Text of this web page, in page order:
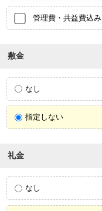
管理費・共益費込み
敷金
なし
指定しない
礼金
なし